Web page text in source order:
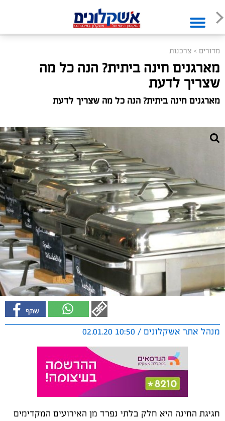
מדורים > צרכנות
מארגנים חינה ביתית? הנה כל מה
שצריך לדעת
מארגנים חינה ביתית? הנה כל מה שצריך לדעת
מנהל אתר אשקלונים / 10:50 02.01.20
חגיגת החינה היא חלק בלתי נפרד מן האירועים המקדימים